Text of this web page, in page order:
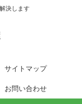
決します
サイトマップ
お問い合わせ